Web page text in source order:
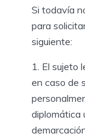
Si todavía
para
siguiente:
El sujeto
en caso de
diplomática